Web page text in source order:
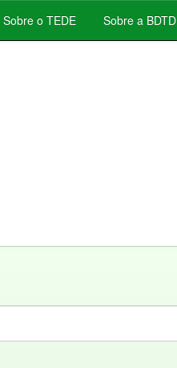
Sobre o TEDE Sobre a BDTD